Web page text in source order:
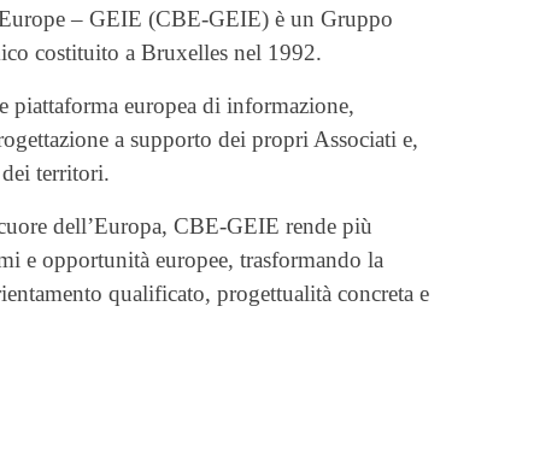
– GEIE (CBE-GEIE) è un Gruppo
costituito a Bruxelles nel 1992.
piattaforma europea di informazione,
a supporto dei propri Associati e,
territori.
dell’Europa, CBE-GEIE rende più
e opportunità europee, trasformando la
qualificato, progettualità concreta e